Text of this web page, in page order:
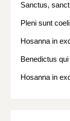
Sanctus,
Pleni sunt
Hosanna in
Benedictus
Hosanna in